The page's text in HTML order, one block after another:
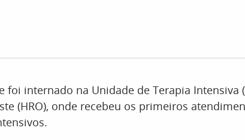
foi internado na Unidade de Terapia Intensiva
(HRO), onde recebeu os primeiros